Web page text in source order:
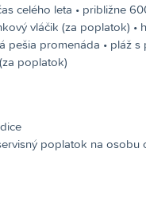
celého leta • približne
vláčik (za poplatok) •
pešia promenáda • pláž s
poplatok)
poplatok na osobu